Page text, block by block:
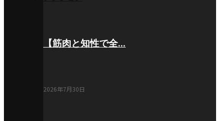
【筋肉と知性で全…
2026年7月30日